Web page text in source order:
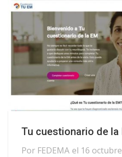
Tu cuestionario de la
Por FEDEMA el 16